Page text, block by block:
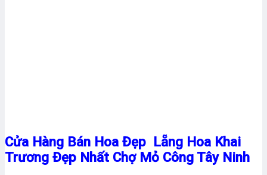
Cửa Hàng Bán Hoa Đẹp Lẵng Hoa Khai
Trương Đẹp Nhất Chợ Mỏ Công Tây Ninh